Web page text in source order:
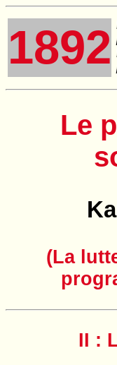
1892
Le
(La
II :